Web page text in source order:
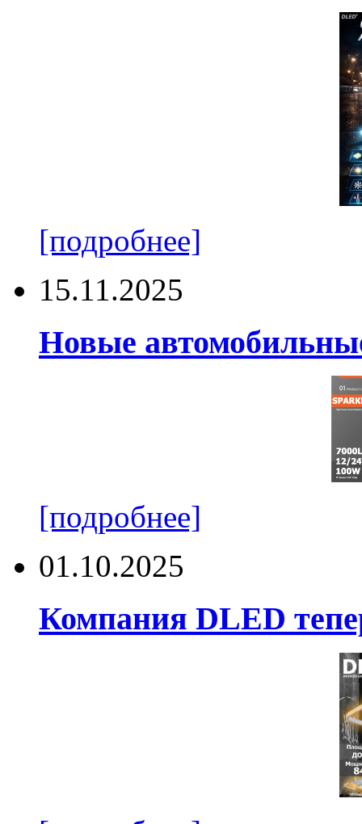
[подробнее]
15.11.2025
Новые
[подробнее]
01.10.2025
Компания DLED